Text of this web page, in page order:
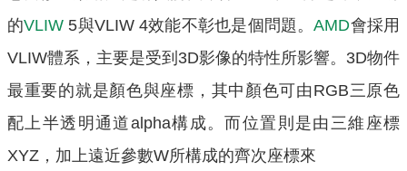
的VLIW 5與VLIW 4效能不彰也是個問題。AMD會採用
VLIW體系，主要是受到3D影像的特性所影響。3D物件
最重要的就是顏色與座標，其中顏色可由RGB三原色
配上半透明通道alpha構成。而位置則是由三維座標
XYZ，加上遠近參數W所構成的齊次座標來